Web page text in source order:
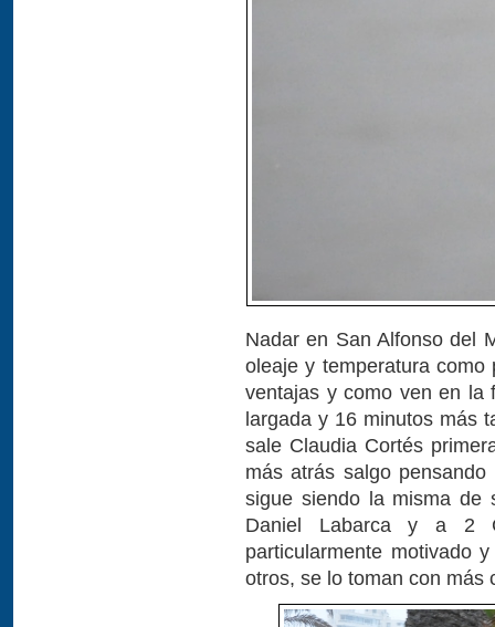
Nadar en San Alfonso del
oleaje y temperatura
ventajas y como ven en la
largada y 16 minutos más
sale Claudia Cortés
más atrás salgo
sigue siendo la misma de
Daniel Labarca y a 2
particularmente motivado
otros, se lo toman con más